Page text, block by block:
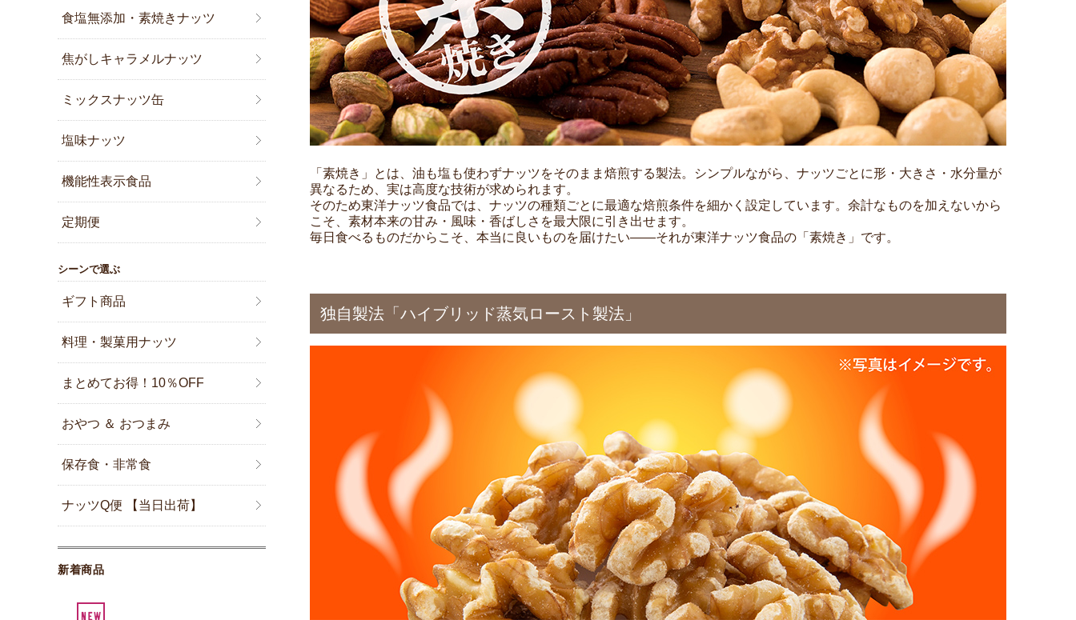
「素焼き」とは、油も塩も使わずナッツをそのまま焙煎する製法。シンプルながら、ナッツごとに形・大きさ・水分量が
異なるため、実は高度な技術が求められます。
そのため東洋ナッツ食品では、ナッツの種類ごとに最適な焙煎条件を細かく設定しています。余計なものを加えないから
こそ、素材本来の甘み・風味・香ばしさを最大限に引き出せます。
毎日食べるものだからこそ、本当に良いものを届けたい——それが東洋ナッツ食品の「素焼き」です。
独自製法「ハイブリッド蒸気ロースト製法」
食塩無添加・素焼きナッツ
焦がしキャラメルナッツ
ミックスナッツ缶
塩味ナッツ
機能性表示食品
定期便
シーンで選ぶ
ギフト商品
料理・製菓用ナッツ
まとめてお得！10％OFF
おやつ ＆ おつまみ
保存食・非常食
ナッツQ便 【当日出荷】
新着商品